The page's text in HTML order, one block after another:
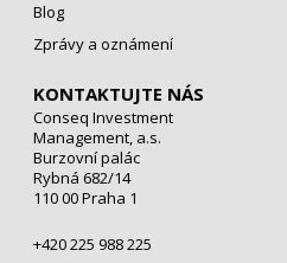
Blog
Zprávy a oznámení
KONTAKTUJTE NÁS
Conseq Investment
Management, a.s.
Burzovní palác
Rybná 682/14
110 00 Praha 1
+420 225 988 225